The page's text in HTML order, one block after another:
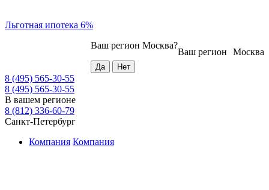
Льготная ипотека 6%
Москва
Ваш регион
Ваш регион Москва?
8 (495) 565-30-55
8 (495) 565-30-55
В вашем регионе
8 (812) 336-60-79
Санкт-Петербург
Компания Компания